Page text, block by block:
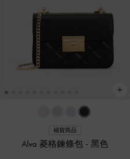
補貨商品
Alva 菱格鍊條包 - 黑色